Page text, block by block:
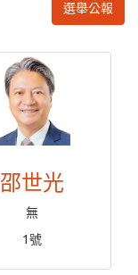
選舉公報
邵世光
無
1號